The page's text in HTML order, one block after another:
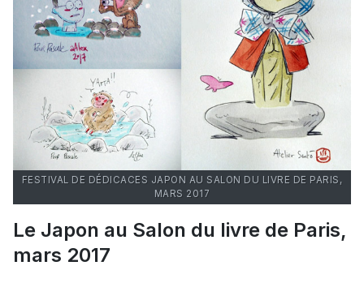
FESTIVAL DE DÉDICACES JAPON AU SALON DU LIVRE DE PARIS,
MARS 2017
Le Japon au Salon du livre de Paris,
mars 2017